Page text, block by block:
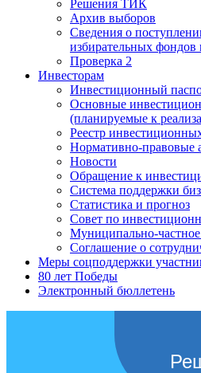
Решения ТИК
Архив выборов
Сведения о
избирательных фондов
Проверка 2
Инвесторам
Инвестиционный
Основные
(планируемые к
Реестр
Нормативно-правовые
Новости
Обращение к
Система поддержки
Статистика и прогноз
Совет по
Муниципально-частное
Соглашение о
Меры соцподдержки
80 лет Победы
Электронный бюллетень